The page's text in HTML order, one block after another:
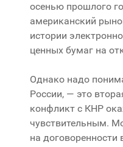
осенью прошлого
американский
истории
ценных бумаг на
Однако надо
России, — это
конфликт с КНР
чувствительным.
на